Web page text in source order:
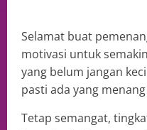
Selamat buat
motivasi untuk
yang belum jangan
pasti ada yang
Tetap semangat,